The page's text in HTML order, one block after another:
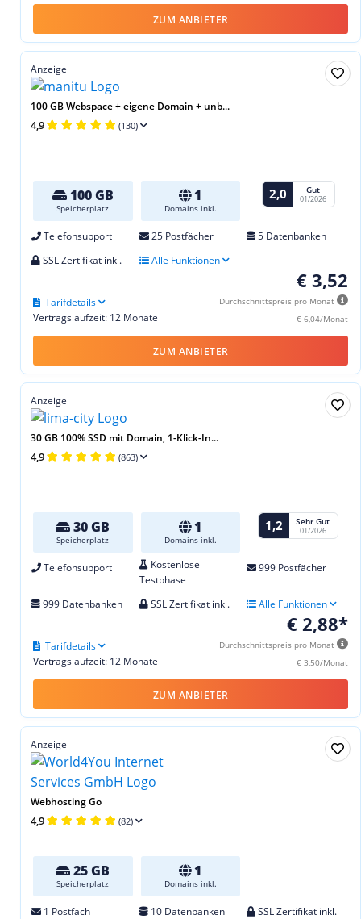
ZUM ANBIETER
Anzeige
100 GB Webspace + eigene Domain + unb...
4,9 (130)
100 GB
Speicherplatz
1
Domains inkl.
2,0 Gut
01/2026
Telefonsupport 25 Postfächer
5 Datenbanken
SSL Zertifikat inkl.
Alle Funktionen
€ 3,52
Durchschnittspreis pro Monat
€ 6,04/Monat
Vertragslaufzeit: 12 Monate
Tarifdetails
ZUM ANBIETER
Anzeige
30 GB 100% SSD mit Domain, 1-Klick-In...
4,9 (863)
30 GB
Speicherplatz
1
Domains inkl.
1,2 Sehr Gut
01/2026
Telefonsupport
Kostenlose
Testphase
999 Postfächer
999 Datenbanken SSL Zertifikat inkl. Alle Funktionen
€ 2,88*
Durchschnittspreis pro Monat
€ 3,50/Monat
Vertragslaufzeit: 12 Monate
Tarifdetails
ZUM ANBIETER
Anzeige
Webhosting Go
4,9 (82)
25 GB
Speicherplatz
1
Domains inkl.
1 Postfach 10 Datenbanken
SSL Zertifikat inkl.